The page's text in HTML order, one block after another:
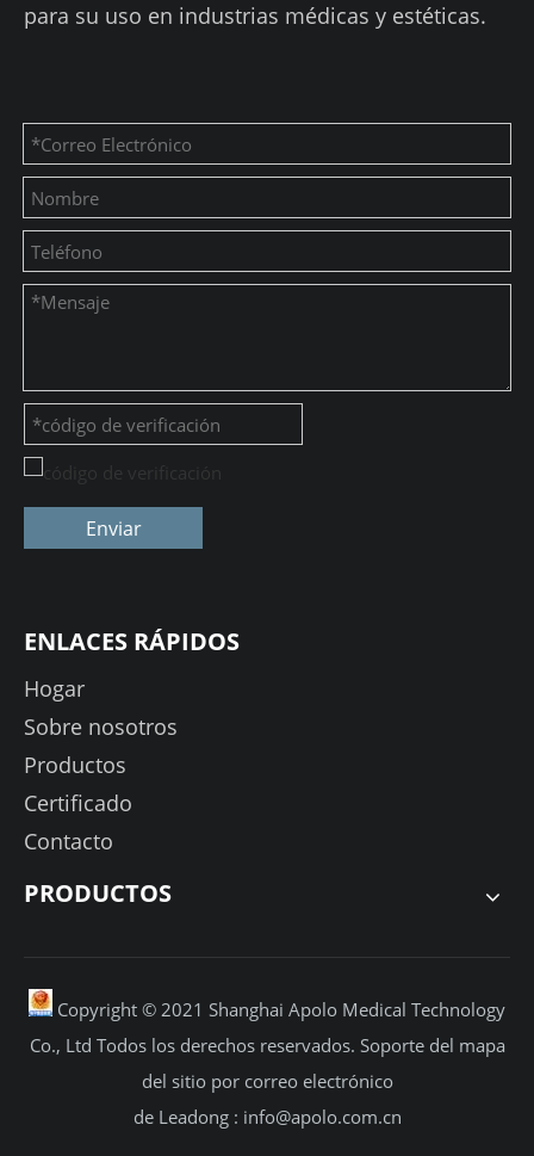
para su uso en industrias médicas y estéticas.
Enviar
ENLACES RÁPIDOS
Hogar
Sobre nosotros
Productos
Certificado
Contacto
PRODUCTOS
Copyright © 2021 Shanghai Apolo Medical Technology
Co., Ltd Todos los derechos reservados. Soporte del mapa
del sitio por correo electrónico
de Leadong : info@apolo.com.cn